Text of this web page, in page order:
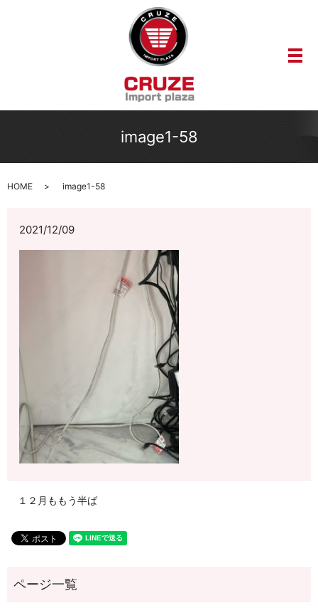
メ
image1-58
HOME image1-58
2021/12/09
１２月ももう半ば